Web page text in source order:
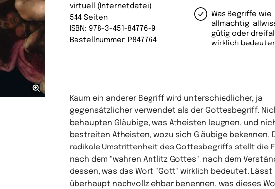
Was Begriffe wie
allmächtig,
gütig oder
wirklich
virtuell (Internetdatei)
544 Seiten
ISBN: 978-3-451-84776-9
Bestellnummer: P847764
Kaum ein anderer Begriff wird unterschiedlicher, ja
gegensätzlicher verwendet als der Gottesbegriff.
behaupten Gläubige, was Atheisten leugnen, und
bestreiten Atheisten, wozu sich Gläubige bekennen.
radikale Umstrittenheit des Gottesbegriffs stellt die
nach dem "wahren Antlitz Gottes", nach dem
dessen, was das Wort "Gott" wirklich bedeutet. Lässt
überhaupt nachvollziehbar benennen, was dieses